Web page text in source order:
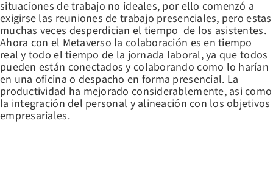
situaciones de trabajo no ideales, por ello comenzó a
exigirse las reuniones de trabajo presenciales, pero estas
muchas veces desperdician el tiempo de los asistentes.
Ahora con el Metaverso la colaboración es en tiempo
real y todo el tiempo de la jornada laboral, ya que todos
pueden están conectados y colaborando como lo harían
en una oficina o despacho en forma presencial. La
productividad ha mejorado considerablemente, asi como
la integración del personal y alineación con los objetivos
empresariales.